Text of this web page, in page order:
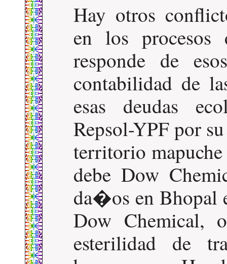
Hay otros
en los
responde de
contabilidad de
esas deudas
Repsol-YPF por
territorio
debe Dow
da�os en
Dow Chemical,
esterilidad de